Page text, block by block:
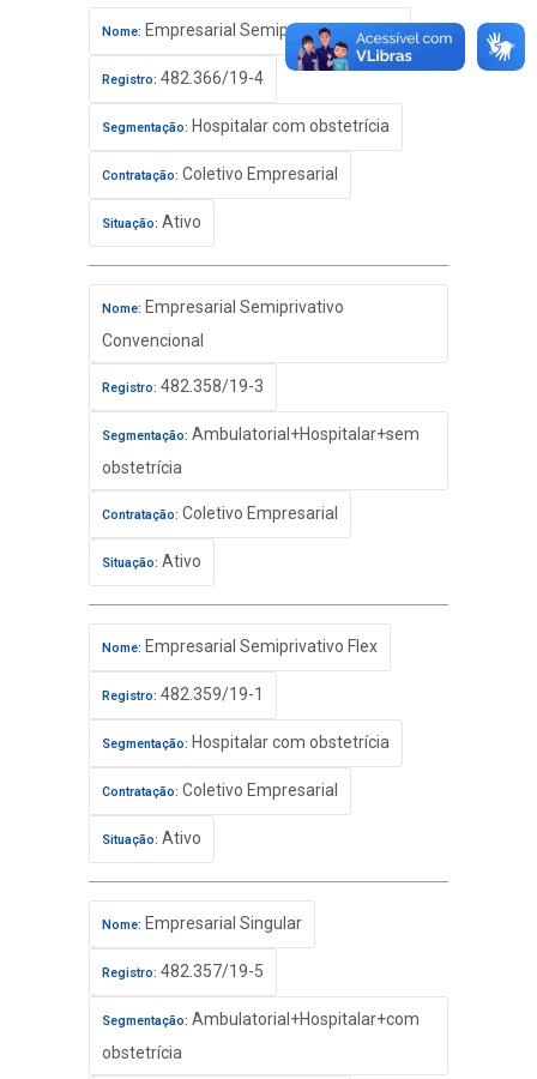
Nome: Empresarial Semiprivativo Básico
Registro: 482.366/19-4
Segmentação: Hospitalar com obstetrícia
Contratação: Coletivo Empresarial
Situação: Ativo
Nome: Empresarial Semiprivativo
Convencional
Registro: 482.358/19-3
Segmentação: Ambulatorial+Hospitalar+sem
obstetrícia
Contratação: Coletivo Empresarial
Situação: Ativo
Nome: Empresarial Semiprivativo Flex
Registro: 482.359/19-1
Segmentação: Hospitalar com obstetrícia
Contratação: Coletivo Empresarial
Situação: Ativo
Nome: Empresarial Singular
Registro: 482.357/19-5
Segmentação: Ambulatorial+Hospitalar+com
obstetrícia